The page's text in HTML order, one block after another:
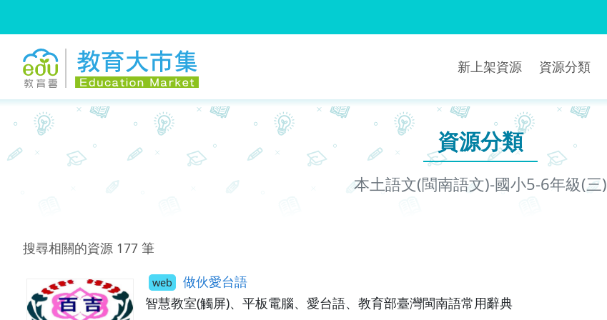
新上架資源 資源分類
資源分類
本土語文(閩南語文)-國小5-6年級(三)
搜尋相關的資源 177 筆
web 做伙愛台語
智慧教室(觸屏)、平板電腦、愛台語、教育部臺灣閩南語常用辭典